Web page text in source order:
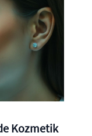
Kozmetik